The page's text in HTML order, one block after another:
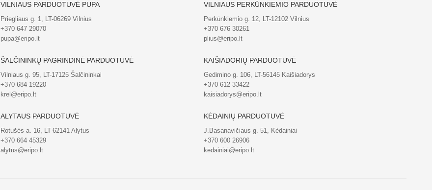
VILNIAUS PARDUOTUVĖ PUPA
Priegliaus g. 1, LT-06269 Vilnius
+370 647 29070
pupa@eripo.lt
VILNIAUS PERKŪNKIEMIO PARDUOTUVĖ
Perkūnkiemio g. 12, LT-12102 Vilnius
+370 676 30261
plius@eripo.lt
ŠALČININKŲ PAGRINDINĖ PARDUOTUVĖ
Vilniaus g. 95, LT-17125 Šalčininkai
+370 684 19220
krel@eripo.lt
KAIŠIADORIŲ PARDUOTUVĖ
Gedimino g. 106, LT-56145 Kaišiadorys
+370 612 33422
kaisiadorys@eripo.lt
ALYTAUS PARDUOTUVĖ
Rotušės a. 16, LT-62141 Alytus
+370 664 45329
alytus@eripo.lt
KĖDAINIŲ PARDUOTUVĖ
J.Basanavičiaus g. 51, Kėdainiai
+370 600 26906
kedainiai@eripo.lt